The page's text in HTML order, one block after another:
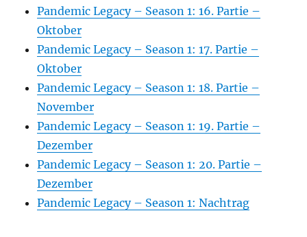
Pandemic Legacy – Season 1: 16. Partie –
Oktober
Pandemic Legacy – Season 1: 17. Partie –
Oktober
Pandemic Legacy – Season 1: 18. Partie –
November
Pandemic Legacy – Season 1: 19. Partie –
Dezember
Pandemic Legacy – Season 1: 20. Partie –
Dezember
Pandemic Legacy – Season 1: Nachtrag